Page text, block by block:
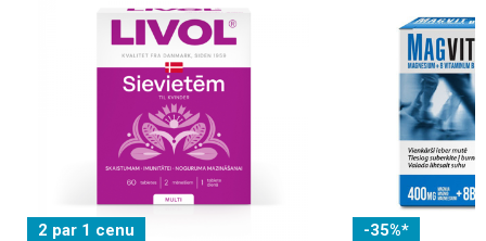
2 par 1 cenu -35%*